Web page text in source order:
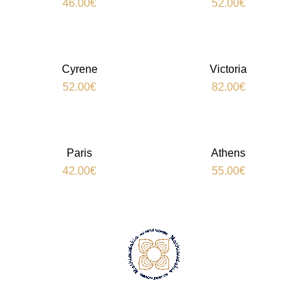
46.00€
52.00€
Cyrene
52.00€
Victoria
82.00€
Paris
42.00€
Athens
55.00€